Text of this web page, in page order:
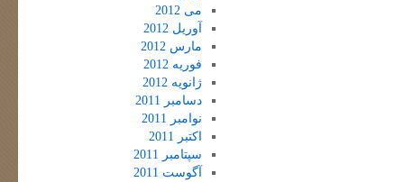
می 2012
آوریل 2012
مارس 2012
فوریه 2012
ژانویه 2012
دسامبر 2011
نوامبر 2011
اکتبر 2011
سپتامبر 2011
آگوست 2011